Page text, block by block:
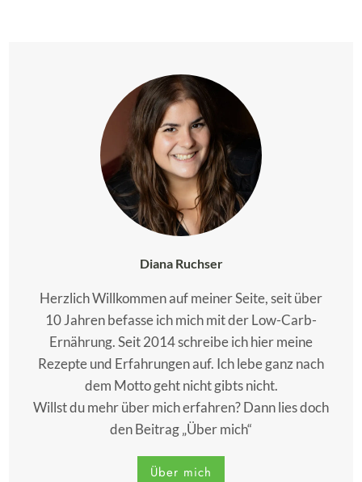
Diana Ruchser
Herzlich Willkommen auf meiner Seite, seit über
10 Jahren befasse ich mich mit der Low-Carb-
Ernährung. Seit 2014 schreibe ich hier meine
Rezepte und Erfahrungen auf. Ich lebe ganz nach
dem Motto geht nicht gibts nicht.
Willst du mehr über mich erfahren? Dann lies doch
den Beitrag „Über mich“
Über mich